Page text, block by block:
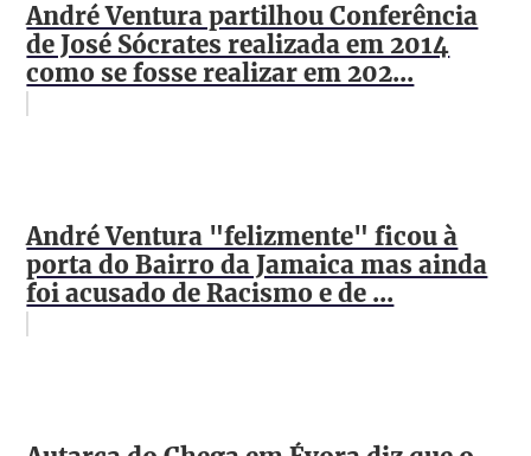
André Ventura partilhou Conferência
de José Sócrates realizada em 2014
como se fosse realizar em 202...
André Ventura "felizmente" ficou à
porta do Bairro da Jamaica mas ainda
foi acusado de Racismo e de ...